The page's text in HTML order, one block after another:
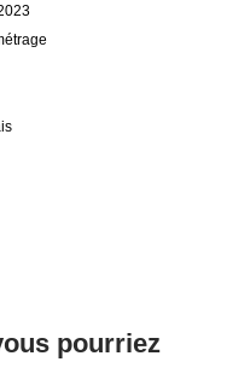
pourriez